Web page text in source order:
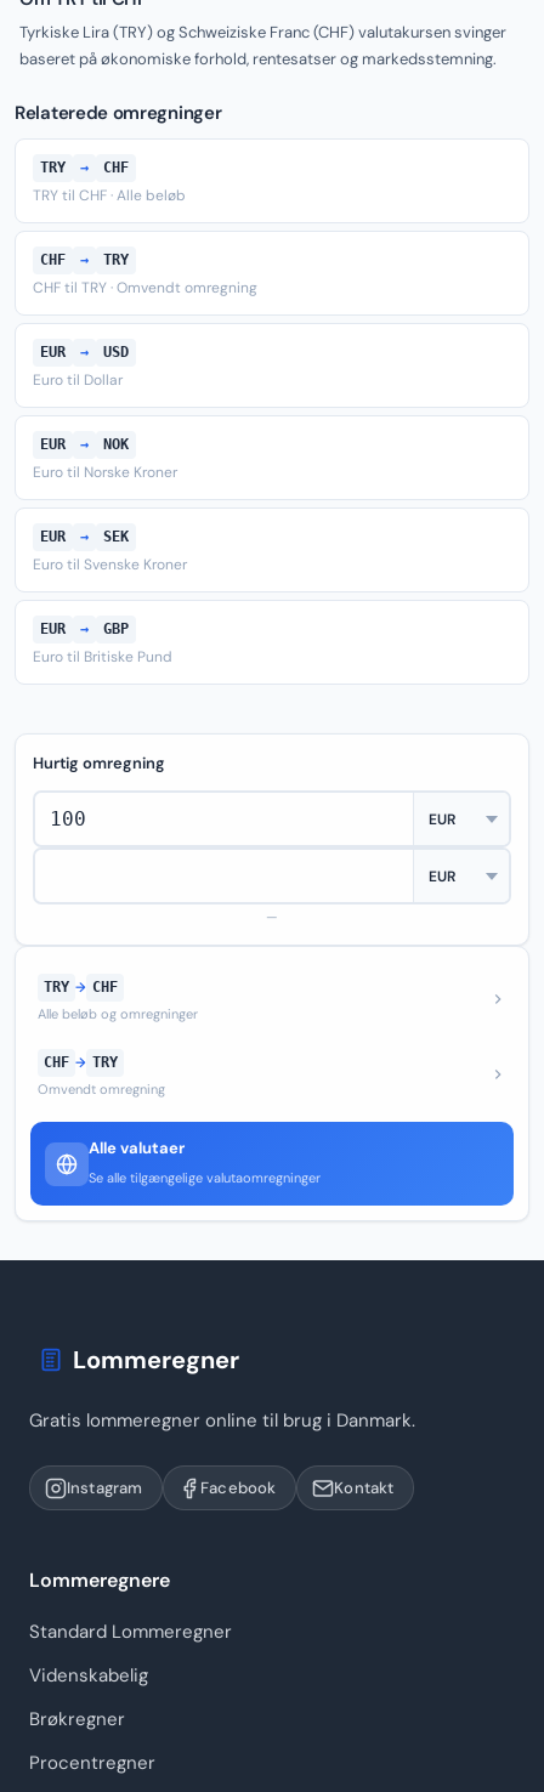
Tyrkiske Lira (TRY) og Schweiziske Franc (CHF) valutakursen svinger
baseret på økonomiske forhold, rentesatser og markedsstemning.
Relaterede omregninger
TRY → CHF
TRY til CHF · Alle beløb
CHF → TRY
CHF til TRY · Omvendt omregning
EUR → USD
Euro til Dollar
EUR → NOK
Euro til Norske Kroner
EUR → SEK
Euro til Svenske Kroner
EUR → GBP
Euro til Britiske Pund
Hurtig omregning
—
TRY → CHF
Alle beløb og omregninger
CHF → TRY
Omvendt omregning
Alle valutaer
Se alle tilgængelige valutaomregninger
Lommeregner
Gratis lommeregner online til brug i Danmark.
Instagram Facebook Kontakt
Lommeregnere
Standard Lommeregner
Videnskabelig
Brøkregner
Procentregner